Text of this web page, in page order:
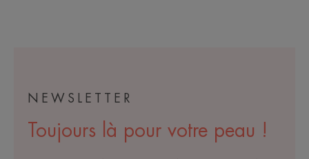
NEWSLETTER
Toujours là pour votre peau !